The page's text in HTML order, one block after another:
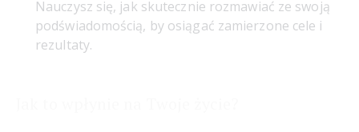
Nauczysz się, jak skutecznie rozmawiać ze swoją
podświadomością, by osiągać zamierzone cele i
rezultaty.